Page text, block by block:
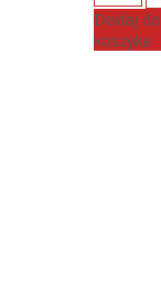
Dodaj do
koszyka